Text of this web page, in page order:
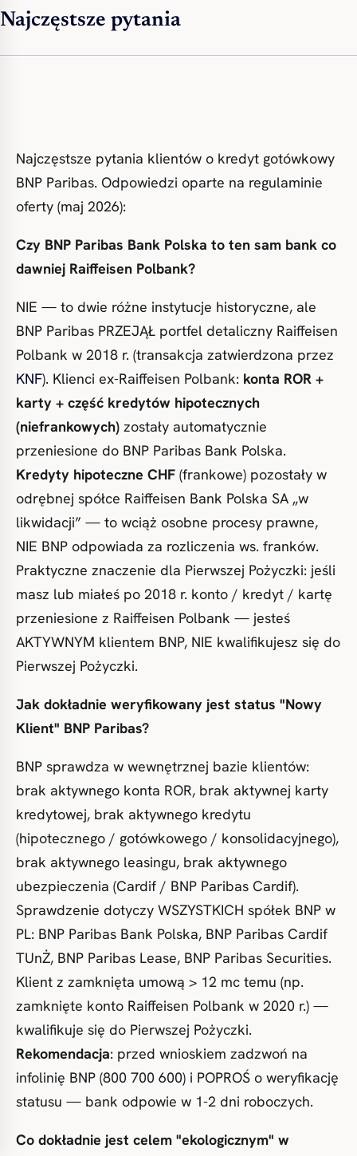
Najczęstsze pytania
Najczęstsze pytania klientów o kredyt gotówkowy
BNP Paribas. Odpowiedzi oparte na regulaminie
oferty (maj 2026):
Czy BNP Paribas Bank Polska to ten sam bank co
dawniej Raiffeisen Polbank?
NIE — to dwie różne instytucje historyczne, ale
BNP Paribas PRZEJĄŁ portfel detaliczny Raiffeisen
Polbank w 2018 r. (transakcja zatwierdzona przez
KNF). Klienci ex-Raiffeisen Polbank: konta ROR +
karty + część kredytów hipotecznych
(niefrankowych) zostały automatycznie
przeniesione do BNP Paribas Bank Polska.
Kredyty hipoteczne CHF (frankowe) pozostały w
odrębnej spółce Raiffeisen Bank Polska SA „w
likwidacji” — to wciąż osobne procesy prawne,
NIE BNP odpowiada za rozliczenia ws. franków.
Praktyczne znaczenie dla Pierwszej Pożyczki: jeśli
masz lub miałeś po 2018 r. konto / kredyt / kartę
przeniesione z Raiffeisen Polbank — jesteś
AKTYWNYM klientem BNP, NIE kwalifikujesz się do
Pierwszej Pożyczki.
Jak dokładnie weryfikowany jest status "Nowy
Klient" BNP Paribas?
BNP sprawdza w wewnętrznej bazie klientów:
brak aktywnego konta ROR, brak aktywnej karty
kredytowej, brak aktywnego kredytu
(hipotecznego / gotówkowego / konsolidacyjnego),
brak aktywnego leasingu, brak aktywnego
ubezpieczenia (Cardif / BNP Paribas Cardif).
Sprawdzenie dotyczy WSZYSTKICH spółek BNP w
PL: BNP Paribas Bank Polska, BNP Paribas Cardif
TUnŻ, BNP Paribas Lease, BNP Paribas Securities.
Klient z zamknięta umową > 12 mc temu (np.
zamknięte konto Raiffeisen Polbank w 2020 r.) —
kwalifikuje się do Pierwszej Pożyczki.
Rekomendacja: przed wnioskiem zadzwoń na
infolinię BNP (800 700 600) i POPROŚ o weryfikację
statusu — bank odpowie w 1-2 dni roboczych.
Co dokładnie jest celem "ekologicznym" w